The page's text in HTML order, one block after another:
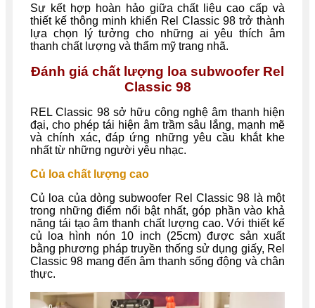
Sự kết hợp hoàn hảo giữa chất liệu cao cấp và
thiết kế thông minh khiến Rel Classic 98 trở thành
lựa chọn lý tưởng cho những ai yêu thích âm
thanh chất lượng và thẩm mỹ trang nhã.
Đánh giá chất lượng loa subwoofer Rel
Classic 98
REL Classic 98 sở hữu công nghệ âm thanh hiện
đại, cho phép tái hiện âm trầm sâu lắng, mạnh mẽ
và chính xác, đáp ứng những yêu cầu khắt khe
nhất từ những người yêu nhạc.
Củ loa chất lượng cao
Củ loa của dòng subwoofer Rel Classic 98 là một
trong những điểm nổi bật nhất, góp phần vào khả
năng tái tạo âm thanh chất lượng cao. Với thiết kế
củ loa hình nón 10 inch (25cm) được sản xuất
bằng phương pháp truyền thống sử dụng giấy, Rel
Classic 98 mang đến âm thanh sống động và chân
thực.